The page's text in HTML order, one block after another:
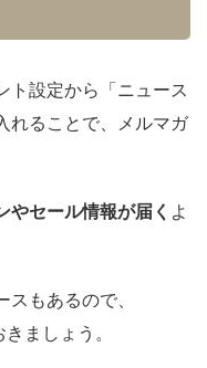
ト設定から「ニュース
れることで、メルマガ
やセール情報が届く よ
もあるので、
ましょう。